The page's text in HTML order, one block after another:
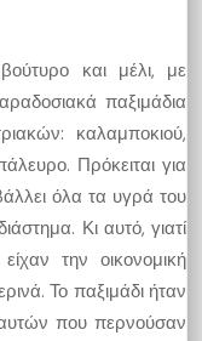
και μέλι, με
παξιμάδια
καλαμποκιού,
Πρόκειται για
όλα τα υγρά του
Κι αυτό, γιατί
την οικονομική
Το παξιμάδι ήταν
που περνούσαν